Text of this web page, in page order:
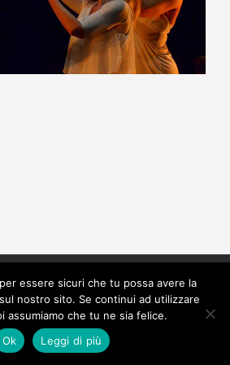
Officine Artistiche APSSD - CF
i diritti riservati | Powered byLuca
Zugna
essere sicuri che tu possa avere la
nostro sito. Se continui ad utilizzare
assumiamo che tu ne sia felice.
Ok
Leggi di più